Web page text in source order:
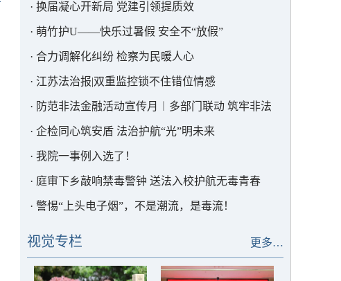
· 换届凝心开新局 党建引领提质效
· 萌竹护U——快乐过暑假 安全不“放假”
· 合力调解化纠纷 检察为民暖人心
· 江苏法治报|双重监控锁不住错位情感
· 防范非法金融活动宣传月︱多部门联动 筑牢非法
集资“防护墙”
· 企检同心筑安盾 法治护航“光”明未来
· 我院一事例入选了！
· 庭审下乡敲响禁毒警钟 送法入校护航无毒青春
· 警惕“上头电子烟”，不是潮流，是毒流！
更多…
视觉专栏